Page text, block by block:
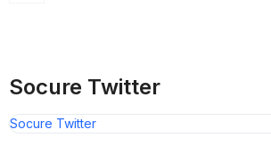
Socure Twitter
Socure Twitter